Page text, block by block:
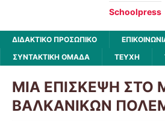
Schoolpress
ΔΙΔΑΚΤΙΚΟ ΠΡΟΣΩΠΙΚΟ
ΣΥΝΤΑΚΤΙΚΗ ΟΜΑΔΑ
ΤΕΥΧΗ
ΜΙΑ ΕΠΙΣΚΕΨΗ ΣΤΟ
ΒΑΛΚΑΝΙΚΩΝ